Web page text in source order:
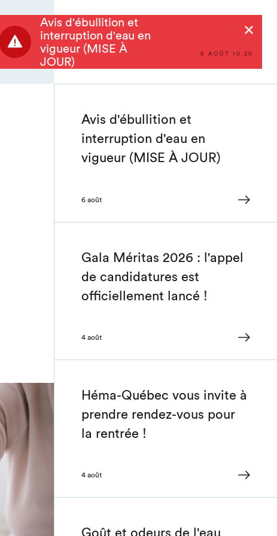
6 AOÛT 10:20
Avis d'ébullition et
interruption d'eau en
vigueur (MISE À
JOUR)
Avis d'ébullition et
interruption d'eau en
vigueur (MISE À JOUR)
6 août
Gala Méritas 2026 : l'appel
de candidatures est
officiellement lancé !
4 août
Héma-Québec vous invite à
prendre rendez-vous pour
la rentrée !
4 août
Goût et odeurs de l'eau